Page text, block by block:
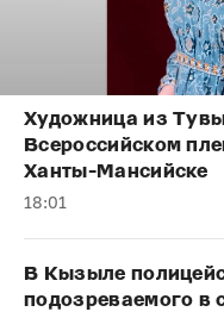
Художница из
Всероссийском
Ханты-Мансийске
18:01
В Кызыле
подозреваемого в